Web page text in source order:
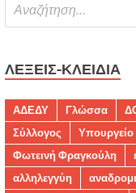
ΛΈΞΕΙΣ-ΚΛΕΙΔΙΆ
ΑΔΕΔΥ Γλώσσα
Σύλλογος
Υπουργείο
Φωτεινή Φραγκούλη
αλληλεγγύη